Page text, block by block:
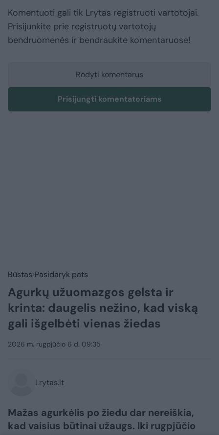
Komentuoti gali tik Lrytas registruoti vartotojai.
Prisijunkite prie registruotų vartotojų
bendruomenės ir bendraukite komentaruose!
Rodyti komentarus
Prisijungti komentatoriams
Būstas Pasidaryk pats
Agurkų užuomazgos gelsta ir
krinta: daugelis nežino, kad viską
gali išgelbėti vienas žiedas
2026 m. rugpjūčio 6 d. 09:35
Lrytas.lt
Mažas agurkėlis po žiedu dar nereiškia,
kad vaisius būtinai užaugs. Iki rugpjūčio